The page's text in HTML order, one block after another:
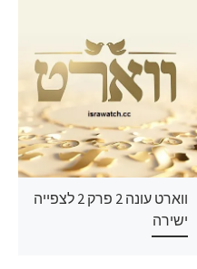
ווארט עונה 2 פרק 2 לצפייה
ישירה